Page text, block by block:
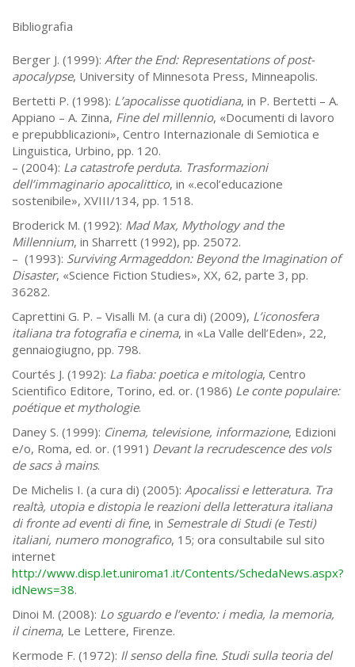
Bibliografia
Berger J. (1999): After the End: Representations of post-
apocalypse, University of Minnesota Press, Minneapolis.
Bertetti P. (1998): L’apocalisse quotidiana, in P. Bertetti – A.
Appiano – A. Zinna, Fine del millennio, «Documenti di lavoro
e prepubblicazioni», Centro Internazionale di Semiotica e
Linguistica, Urbino, pp. 120.
– (2004): La catastrofe perduta. Trasformazioni
dell’immaginario apocalittico, in «.ecol’educazione
sostenibile», XVIII/134, pp. 1518.
Broderick M. (1992): Mad Max, Mythology and the
Millennium, in Sharrett (1992), pp. 25072.
– (1993): Surviving Armageddon: Beyond the Imagination of
Disaster, «Science Fiction Studies», XX, 62, parte 3, pp.
36282.
Caprettini G. P. – Visalli M. (a cura di) (2009), L’iconosfera
italiana tra fotografia e cinema, in «La Valle dell’Eden», 22,
gennaiogiugno, pp. 798.
Courtés J. (1992): La fiaba: poetica e mitologia, Centro
Scientifico Editore, Torino, ed. or. (1986) Le conte populaire:
poétique et mythologie.
Daney S. (1999): Cinema, televisione, informazione, Edizioni
e/o, Roma, ed. or. (1991) Devant la recrudescence des vols
de sacs à mains.
De Michelis I. (a cura di) (2005): Apocalissi e letteratura. Tra
realtà, utopia e distopia le reazioni della letteratura italiana
di fronte ad eventi di fine, in Semestrale di Studi (e Testi)
italiani, numero monografico, 15; ora consultabile sul sito
internet
http://www.disp.let.uniroma1.it/Contents/SchedaNews.aspx?
idNews=38.
Dinoi M. (2008): Lo sguardo e l’evento: i media, la memoria,
il cinema, Le Lettere, Firenze.
Kermode F. (1972): Il senso della fine. Studi sulla teoria del